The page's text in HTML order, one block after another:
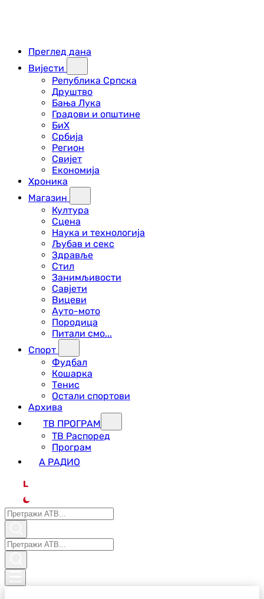
Преглед дана
Вијести
Република Српска
Друштво
Бања Лука
Градови и општине
БиХ
Србија
Регион
Свијет
Економија
Хроника
Магазин
Култура
Сцена
Наука и технологија
Љубав и секс
Здравље
Стил
Занимљивости
Савјети
Вицеви
Ауто-мото
Породица
Питали смо...
Спорт
Фудбал
Кошарка
Тенис
Остали спортови
Архива
ТВ ПРОГРАМ
ТВ Распоред
Програм
А РАДИО
L